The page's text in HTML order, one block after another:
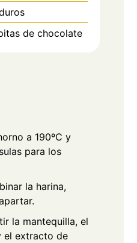
de chocolate
a 190ºC y
para los
la harina,
la mantequilla, el
el extracto de